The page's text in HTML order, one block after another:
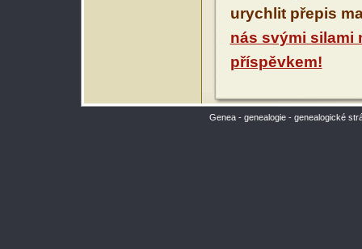
urychlit přepis
nás svými silami
příspěvkem!
Genea - genealogie - genealogické